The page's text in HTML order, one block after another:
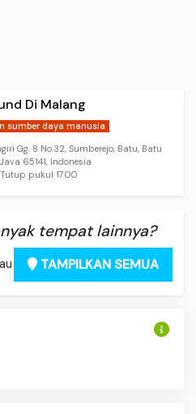
Di Malang
sumber daya manusia
Gg. 8 No.32, Sumberejo, Batu, Batu
65141, Indonesia
Tutup pukul 17.00
tempat lainnya?
TAMPILKAN SEMUA